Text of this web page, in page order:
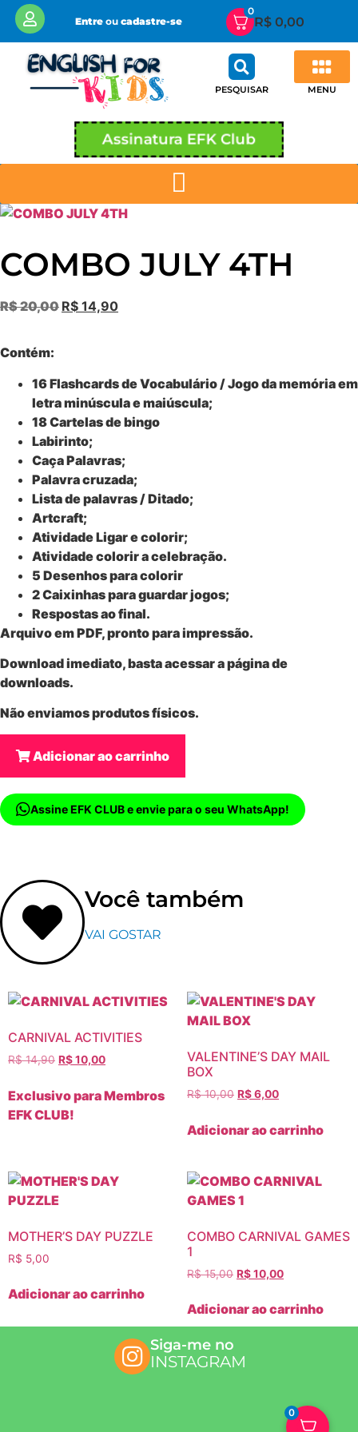
Entreou cadastre-se
0
R$ 0,00
PESQUISAR MENU
Assinatura EFK Club
COMBO JULY 4TH
R$20,00 R$ 14,90
Contém:
16 Flashcards de Vocabulário / Jogo da memória em
letra minúscula e maiúscula;
18 Cartelas de bingo
Labirinto;
Caça Palavras;
Palavra cruzada;
Lista de palavras / Ditado;
Artcraft;
Atividade Ligar e colorir;
Atividade colorir a celebração.
5 Desenhos para colorir
2 Caixinhas para guardar jogos;
Respostas ao final.
Arquivo em PDF, pronto para impressão.
Download imediato, basta acessar a página de
downloads.
Não enviamos produtos físicos.
Adicionar ao carrinho
Assine EFK CLUB e envie para o seu WhatsApp!
Você também
VAI GOSTAR
CARNIVAL ACTIVITIES
R$14,90 R$10,00
Exclusivo para Membros
EFK CLUB!
VALENTINE’S DAY MAIL
BOX
R$10,00 R$6,00
Adicionar ao carrinho
MOTHER’S DAY PUZZLE
R$ 5,00
Adicionar ao carrinho
COMBO CARNIVAL GAMES
1
R$15,00 R$10,00
Adicionar ao carrinho
Siga-me no
INSTAGRAM
0